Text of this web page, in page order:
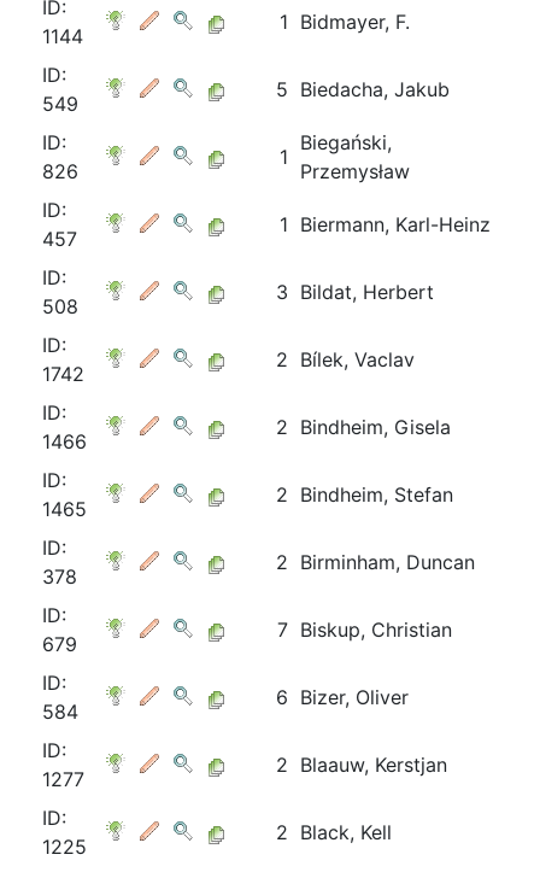
ID:
1144
1 Bidmayer, F.
ID:
549
5 Biedacha, Jakub
ID:
826
1
Biegański,
Przemysław
ID:
457
1 Biermann, Karl-Heinz
ID:
508
3 Bildat, Herbert
ID:
1742
2 Bílek, Vaclav
ID:
1466
2 Bindheim, Gisela
ID:
1465
2 Bindheim, Stefan
ID:
378
2 Birminham, Duncan
ID:
679
7 Biskup, Christian
ID:
584
6 Bizer, Oliver
ID:
1277
2 Blaauw, Kerstjan
ID:
1225
2 Black, Kell